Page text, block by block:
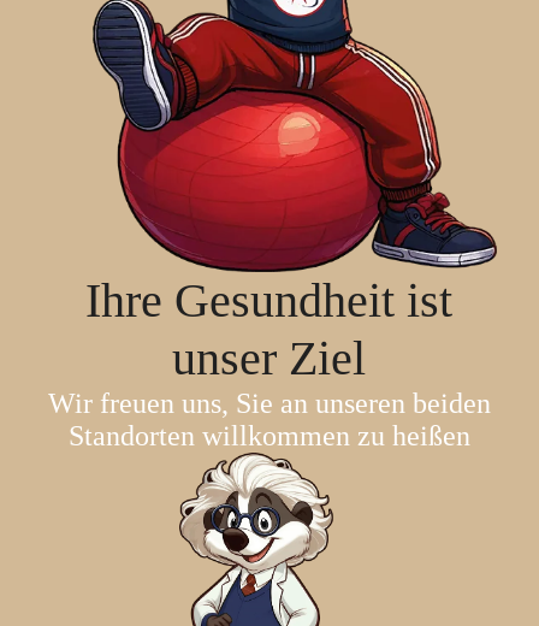
Ihre Gesundheit ist
unser Ziel
Wir freuen uns, Sie an unseren beiden
Standorten willkommen zu heißen